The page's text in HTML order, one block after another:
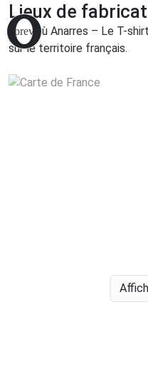
Lieux de
Voici où Anarres – Le T-
sur le territoire français.